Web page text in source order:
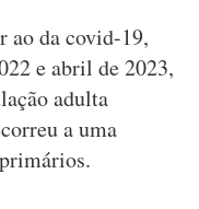
ao da covid-19,
e abril de 2023,
adulta
a uma